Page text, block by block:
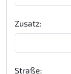
Zusatz:
Straße: